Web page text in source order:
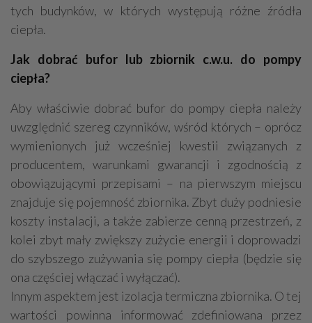
tych budynków, w których występują różne źródła
ciepła.
Jak dobrać bufor lub zbiornik c.w.u. do pompy
ciepła?
Aby właściwie dobrać bufor do pompy ciepła należy
uwzględnić szereg czynników, wśród których – oprócz
wymienionych już wcześniej kwestii związanych z
producentem, warunkami gwarancji i zgodnością z
obowiązującymi przepisami – na pierwszym miejscu
znajduje się pojemność zbiornika. Zbyt duży podniesie
koszty instalacji, a także zabierze cenną przestrzeń, z
kolei zbyt mały zwiększy zużycie energii i doprowadzi
do szybszego zużywania się pompy ciepła (będzie się
ona częściej włączać i wyłączać).
Innym aspektem jest izolacja termiczna zbiornika. O tej
wartości powinna informować zdefiniowana przez